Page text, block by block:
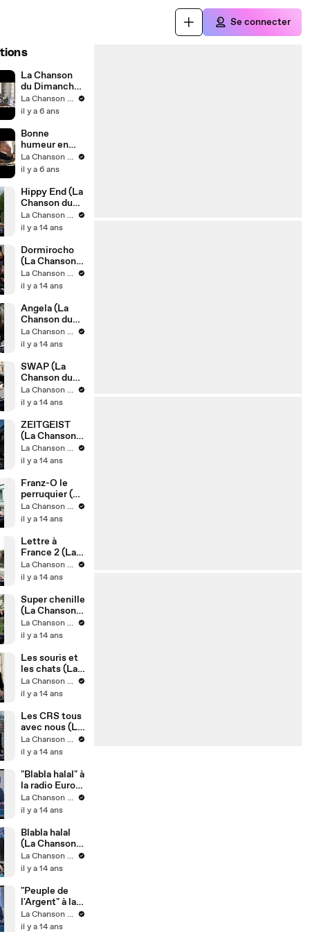
Se connecter
La Chanson
du Dimanche,
BluetousseLa Chanson du Dimanche
il y a 6 ans
Bonne
humeur en
confinement
La Chanson du Dimanche
il y a 6 ans
Hippy End (La
Chanson du
Dimanche
S05E14)
La Chanson du Dimanche
il y a 14 ans
Dormirocho
(La Chanson
du Dimanche
S05E13)
La Chanson du Dimanche
il y a 14 ans
Angela (La
Chanson du
Dimanche
S05E12)
La Chanson du Dimanche
il y a 14 ans
SWAP (La
Chanson du
Dimanche
S05E11)
La Chanson du Dimanche
il y a 14 ans
ZEITGEIST
(La Chanson
du Dimanche
S05E10)
La Chanson du Dimanche
il y a 14 ans
Franz-O le
perruquier (La
Chanson du
Dimanche
La Chanson du Dimanche
il y a 14 ans
Lettre à
France 2 (La
Chanson du
Dimanche
La Chanson du Dimanche
il y a 14 ans
Super chenille
(La Chanson
du Dimanche
S05E07)
La Chanson du Dimanche
il y a 14 ans
Les souris et
les chats (La
Chanson du
Dimanche
La Chanson du Dimanche
il y a 14 ans
Les CRS tous
avec nous (La
Chanson du
Dimanche
La Chanson du Dimanche
il y a 14 ans
"Blabla halal" à
la radio Europ1
"Des clics et
des claques"
La Chanson du Dimanche
il y a 14 ans
Blabla halal
(La Chanson
du Dimanche
S05E04)
La Chanson du Dimanche
il y a 14 ans
"Peuple de
l'Argent" à la
radio, Europe
1, "Des clics et
La Chanson du Dimanche
il y a 14 ans